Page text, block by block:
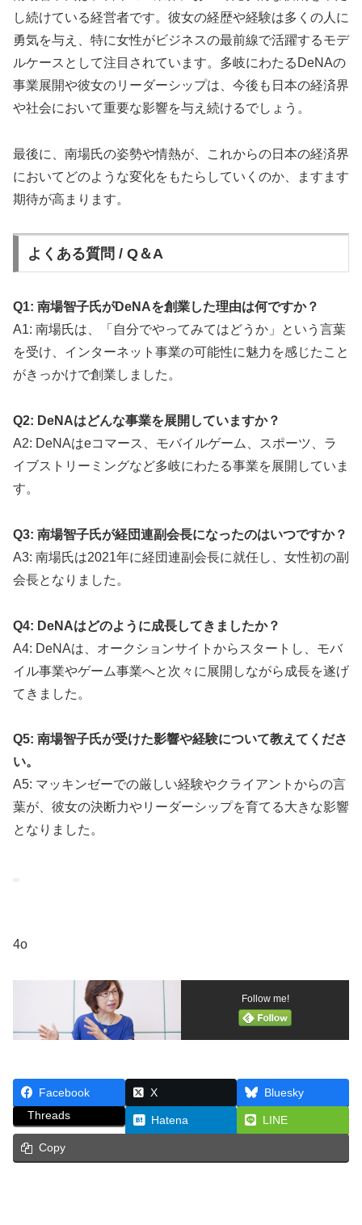
し続けている経営者です。彼女の経歴や経験は多くの人に
勇気を与え、特に女性がビジネスの最前線で活躍するモデ
ルケースとして注目されています。多岐にわたるDeNAの
事業展開や彼女のリーダーシップは、今後も日本の経済界
や社会において重要な影響を与え続けるでしょう。
最後に、南場氏の姿勢や情熱が、これからの日本の経済界
においてどのような変化をもたらしていくのか、ますます
期待が高まります。
よくある質問 / Q＆A
Q1: 南場智子氏がDeNAを創業した理由は何ですか？
A1: 南場氏は、「自分でやってみてはどうか」という言葉
を受け、インターネット事業の可能性に魅力を感じたこと
がきっかけで創業しました。
Q2: DeNAはどんな事業を展開していますか？
A2: DeNAはeコマース、モバイルゲーム、スポーツ、ラ
イブストリーミングなど多岐にわたる事業を展開していま
す。
Q3: 南場智子氏が経団連副会長になったのはいつですか？
A3: 南場氏は2021年に経団連副会長に就任し、女性初の副
会長となりました。
Q4: DeNAはどのように成長してきましたか？
A4: DeNAは、オークションサイトからスタートし、モバ
イル事業やゲーム事業へと次々に展開しながら成長を遂げ
てきました。
Q5: 南場智子氏が受けた影響や経験について教えてくださ
い。
A5: マッキンゼーでの厳しい経験やクライアントからの言
葉が、彼女の決断力やリーダーシップを育てる大きな影響
となりました。
4o
Follow me!
Facebook X
Bluesky
Threads
Hatena LINE
Copy